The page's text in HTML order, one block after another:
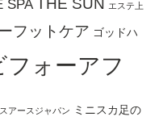
SPA THE SUN エステ上
フットケア ゴッドハ
フォーアフ
アースジャパン ミニスカ足の